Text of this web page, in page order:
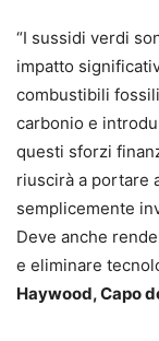
“I sussidi verdi
impatto
combustibili
carbonio e
questi sforzi
riuscirà a portare
semplicemente
Deve anche
e eliminare
Haywood, Capo